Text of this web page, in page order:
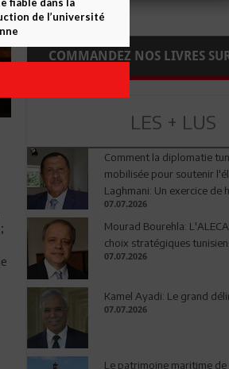
COMMANDEZ NOS LIVRES
LES + LUS
Comment la diplomatie
mobilisée pour soutenir
Laghmani: Un exercice de
07.07.2026
Mourad Bourehla:
choix stratégiques
07.07.2026
Kamel Ayadi: Le grand
07.07.2026
Le patrimoine maritime de
fiable dans la
de l’université